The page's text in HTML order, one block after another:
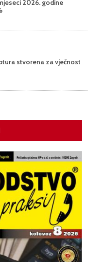
2026. godine
stvorena za vječnost